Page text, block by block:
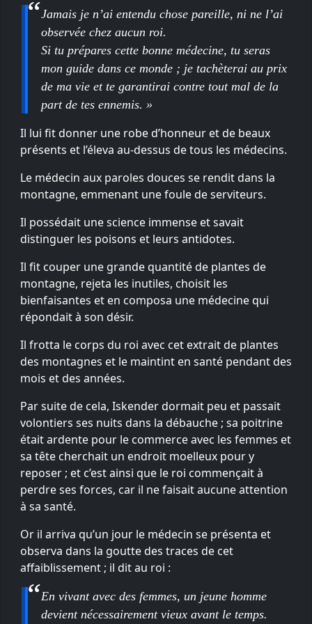
Jamais je n’ai entendu chose pareille, ni ne l’ai
observée chez aucun roi.
Si tu prépares cette bonne médecine, tu seras
mon guide dans ce monde ; je tachèterai au prix
de ma vie et te garantirai contre tout mal de la
part de tes ennemis. »
Il lui fit donner une robe d’honneur et de beaux
présents et l’éleva au-dessus de tous les médecins.
Le médecin aux paroles douces se rendit dans la
montagne, emmenant une foule de serviteurs.
Il possédait une science immense et savait
distinguer les poisons et leurs antidotes.
Il fit couper une grande quantité de plantes de
montagne, rejeta les inutiles, choisit les
bienfaisantes et en composa une médecine qui
répondait à son désir.
Il frotta le corps du roi avec cet extrait de plantes
des montagnes et le maintint en santé pendant des
mois et des années.
Par suite de cela, Iskender dormait peu et passait
volontiers ses nuits dans la débauche ; sa poitrine
était ardente pour le commerce avec les femmes et
sa tête cherchait un endroit moelleux pour y
reposer ; et c’est ainsi que le roi commençait à
perdre ses forces, car il ne faisait aucune attention
à sa santé.
Or il arriva qu’un jour le médecin se présenta et
observa dans la goutte des traces de cet
affaiblissement ; il dit au roi :
En vivant avec des femmes, un jeune homme
devient nécessairement vieux avant le temps.